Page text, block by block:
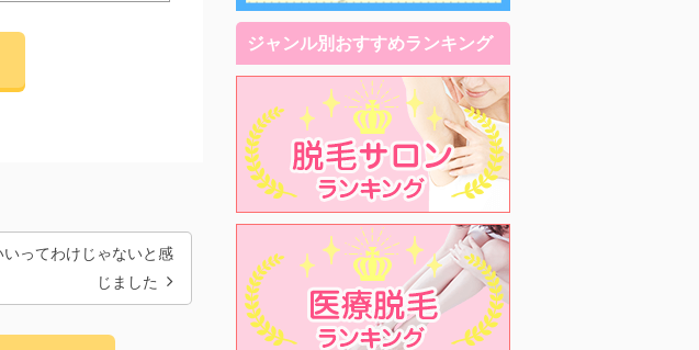
ってわけじゃないと感
じました
ジャンル別おすすめランキング